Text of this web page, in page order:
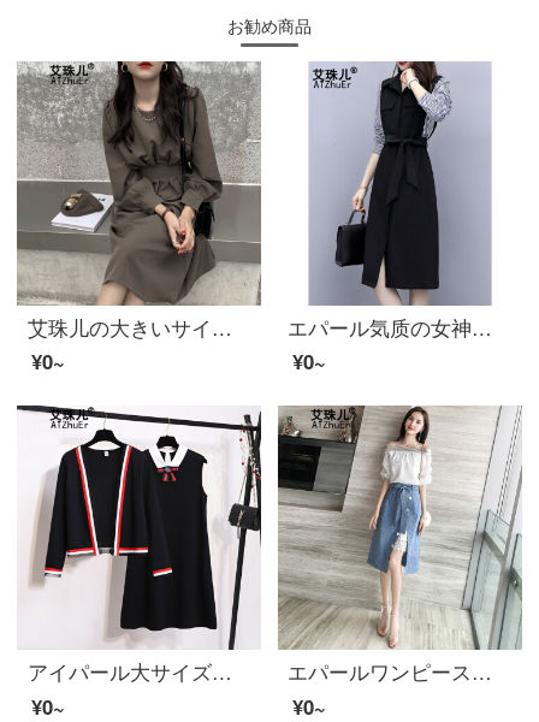
お勧め商品
艾珠儿の大きいサイズの婦人服は2020年に新商品の春秋の婦人服のフランス式のレトロは身を修めて腰が現れてやせているスカートの丸い襟の気質のワンピスの女性のカレー色Sを表します。
¥0~
エパール気质の女神范ストライプのシャツワンピス2020秋の女装新商品流行收腰フランス仙女ロングース写真色M
¥0~
アイパール大サイズ女装2020新商品秋の女装ネット紅セト洋気カーバー腹ワンピス股太もも太ももの妹に似合います。セクトスカート女性黒L
¥0~
エパールワンピースの一字の肩夏服2020新商品セクトの二点セットのスカートのお姉さんの洋風ファッションがとても仙々としている夏露肩の上着の女性のスカートの写真色XL
¥0~